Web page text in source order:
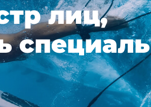
лиц,